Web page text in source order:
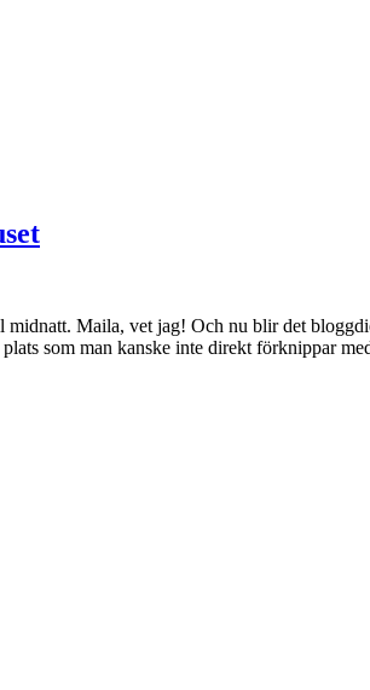
Maila, vet jag! Och nu blir det
som man kanske inte direkt förknippar